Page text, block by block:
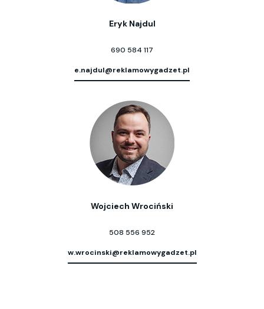
Eryk Najdul
690 584 117
e.najdul@reklamowygadzet.pl
Wojciech Wrociński
508 556 952
w.wrocinski@reklamowygadzet.pl